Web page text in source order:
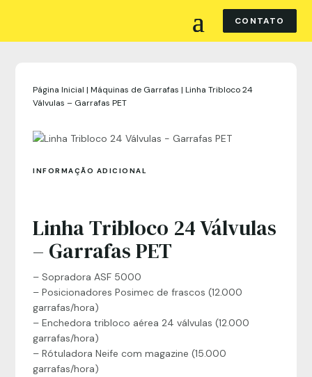
CONTATO
Página Inicial |Máquinas de Garrafas |Linha Tribloco 24
Válvulas – Garrafas PET
INFORMAÇÃO ADICIONAL
Linha Tribloco 24 Válvulas
– Garrafas PET
– Sopradora ASF 5000
– Posicionadores Posimec de frascos (12.000
garrafas/hora)
– Enchedora tribloco aérea 24 válvulas (12.000
garrafas/hora)
– Rótuladora Neife com magazine (15.000
garrafas/hora)